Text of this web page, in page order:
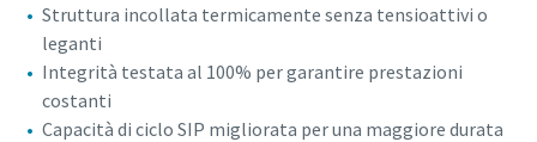
Struttura incollata termicamente senza tensioattivi o
leganti
Integrità testata al 100% per garantire prestazioni
costanti
Capacità di ciclo SIP migliorata per una maggiore durata